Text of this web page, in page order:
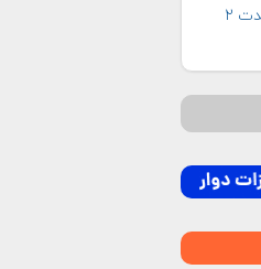
فضایی بلو اوریجین حداقل به مدت ۲